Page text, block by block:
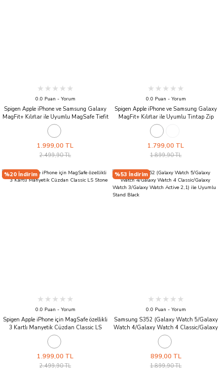
0.0 Puan - Yorum
Spigen Apple iPhone ve Samsung Galaxy
MagFit+ Kılıflar ile Uyumlu MagSafe Tiefit
Gizli Bölmeli / Ayarlanabilir Kickstand
Tasarımlı 3 Kartlı Manyetik Cüzdan Black
1.999,00 TL
2.499,90 TL
0.0 Puan - Yorum
Spigen Apple iPhone ve Samsung Galaxy
MagFit+ Kılıflar ile Uyumlu Tintap Zip
MagSafe Organizer RFID Korumalı /
AirPods Bölmeli Çanta 7 Kartlı Manyetik
1.799,00 TL
1.899,90 TL
%20 İndirim
0.0 Puan - Yorum
Spigen Apple iPhone için MagSafe özellikli
3 Kartlı Manyetik Cüzdan Classic LS
Stone
1.999,00 TL
2.499,90 TL
%53 İndirim
0.0 Puan - Yorum
Samsung S352 (Galaxy Watch 5/Galaxy
Watch 4/Galaxy Watch 4 Classic/Galaxy
Watch 3/Galaxy Watch Active 2,1) ile
Uyumlu Stand Black
899,00 TL
1.899,90 TL